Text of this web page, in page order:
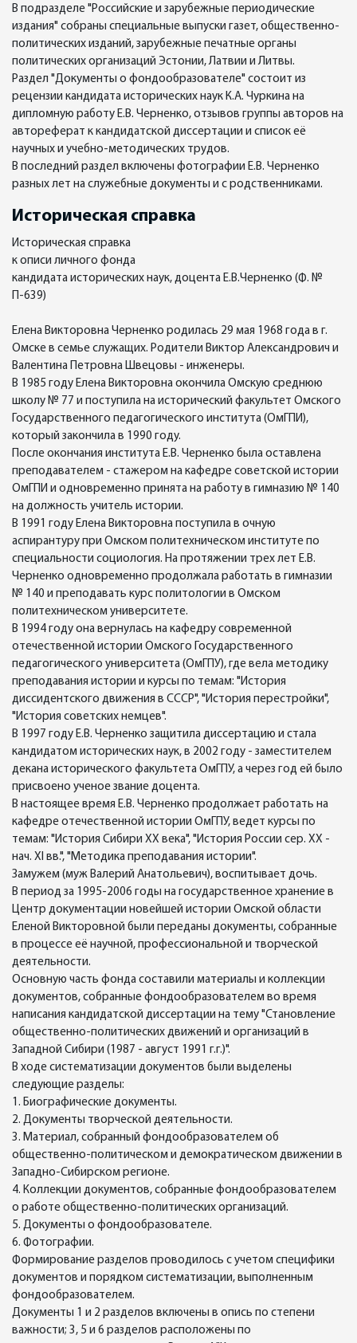
В подразделе "Российские и зарубежные периодические
издания" собраны специальные выпуски газет, общественно-
политических изданий, зарубежные печатные органы
политических организаций Эстонии, Латвии и Литвы.
Раздел "Документы о фондообразователе" состоит из
рецензии кандидата исторических наук К.А. Чуркина на
дипломную работу Е.В. Черненко, отзывов группы авторов на
автореферат к кандидатской диссертации и список её
научных и учебно-методических трудов.
В последний раздел включены фотографии Е.В. Черненко
разных лет на служебные документы и с родственниками.
Историческая справка
Историческая справка
к описи личного фонда
кандидата исторических наук, доцента Е.В.Черненко (Ф. №
П-639)
Елена Викторовна Черненко родилась 29 мая 1968 года в г.
Омске в семье служащих. Родители Виктор Александрович и
Валентина Петровна Швецовы - инженеры.
В 1985 году Елена Викторовна окончила Омскую среднюю
школу № 77 и поступила на исторический факультет Омского
Государственного педагогического института (ОмГПИ),
который закончила в 1990 году.
После окончания института Е.В. Черненко была оставлена
преподавателем - стажером на кафедре советской истории
ОмГПИ и одновременно принята на работу в гимназию № 140
на должность учитель истории.
В 1991 году Елена Викторовна поступила в очную
аспирантуру при Омском политехническом институте по
специальности социология. На протяжении трех лет Е.В.
Черненко одновременно продолжала работать в гимназии
№ 140 и преподавать курс политологии в Омском
политехническом университете.
В 1994 году она вернулась на кафедру современной
отечественной истории Омского Государственного
педагогического университета (ОмГПУ), где вела методику
преподавания истории и курсы по темам: "История
диссидентского движения в СССР", "История перестройки",
"История советских немцев".
В 1997 году Е.В. Черненко защитила диссертацию и стала
кандидатом исторических наук, в 2002 году - заместителем
декана исторического факультета ОмГПУ, а через год ей было
присвоено ученое звание доцента.
В настоящее время Е.В. Черненко продолжает работать на
кафедре отечественной истории ОмГПУ, ведет курсы по
темам: "История Сибири XX века", "История России сер. XX -
нач. XI вв.", "Методика преподавания истории".
Замужем (муж Валерий Анатольевич), воспитывает дочь.
В период за 1995-2006 годы на государственное хранение в
Центр документации новейшей истории Омской области
Еленой Викторовной были переданы документы, собранные
в процессе её научной, профессиональной и творческой
деятельности.
Основную часть фонда составили материалы и коллекции
документов, собранные фондообразователем во время
написания кандидатской диссертации на тему "Становление
общественно-политических движений и организаций в
Западной Сибири (1987 - август 1991 г.г.)".
В ходе систематизации документов были выделены
следующие разделы:
1. Биографические документы.
2. Документы творческой деятельности.
3. Материал, собранный фондообразователем об
общественно-политическом и демократическом движении в
Западно-Сибирском регионе.
4. Коллекции документов, собранные фондообразователем
о работе общественно-политических организаций.
5. Документы о фондообразователе.
6. Фотографии.
Формирование разделов проводилось с учетом специфики
документов и порядком систематизации, выполненным
фондообразователем.
Документы 1 и 2 разделов включены в опись по степени
важности; 3, 5 и 6 разделов расположены по